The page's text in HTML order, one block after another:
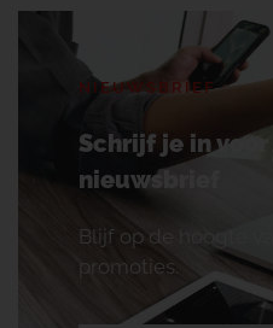
NIEUWSBRIEF
Schrijf je in voor
nieuwsbrief
Blijf op de hoogte
promoties.